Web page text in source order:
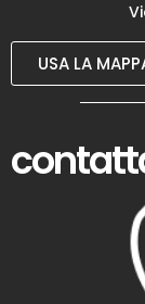
USA LA